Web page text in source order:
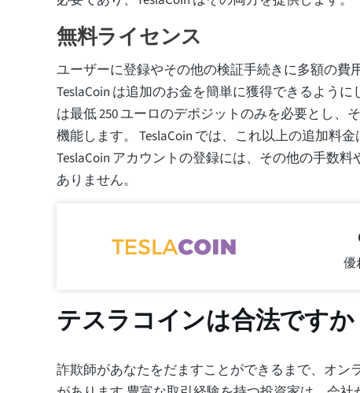
無料ライセンス
ユーザーに登録やその他の検証手続きに多額の費
TeslaCoin は追加のお金を簡単に獲得できるように
は最低 250 ユーロのデポジットのみを必要とし、
機能します。 TeslaCoin では、これ以上の追加料金
TeslaCoin アカウントの登録には、その他の手数
ありません。
優
テスラコインは合法です
詐欺師があなたをだますことができるまで、オン